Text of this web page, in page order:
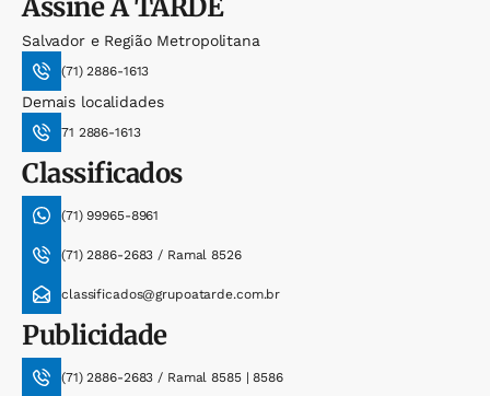
AssineA TARDE
Salvador e Região Metropolitana
(71) 2886-1613
Demais localidades
71 2886-1613
Classificados
(71) 99965-8961
(71) 2886-2683 / Ramal 8526
classificados@grupoatarde.com.br
Publicidade
(71) 2886-2683 / Ramal 8585 | 8586